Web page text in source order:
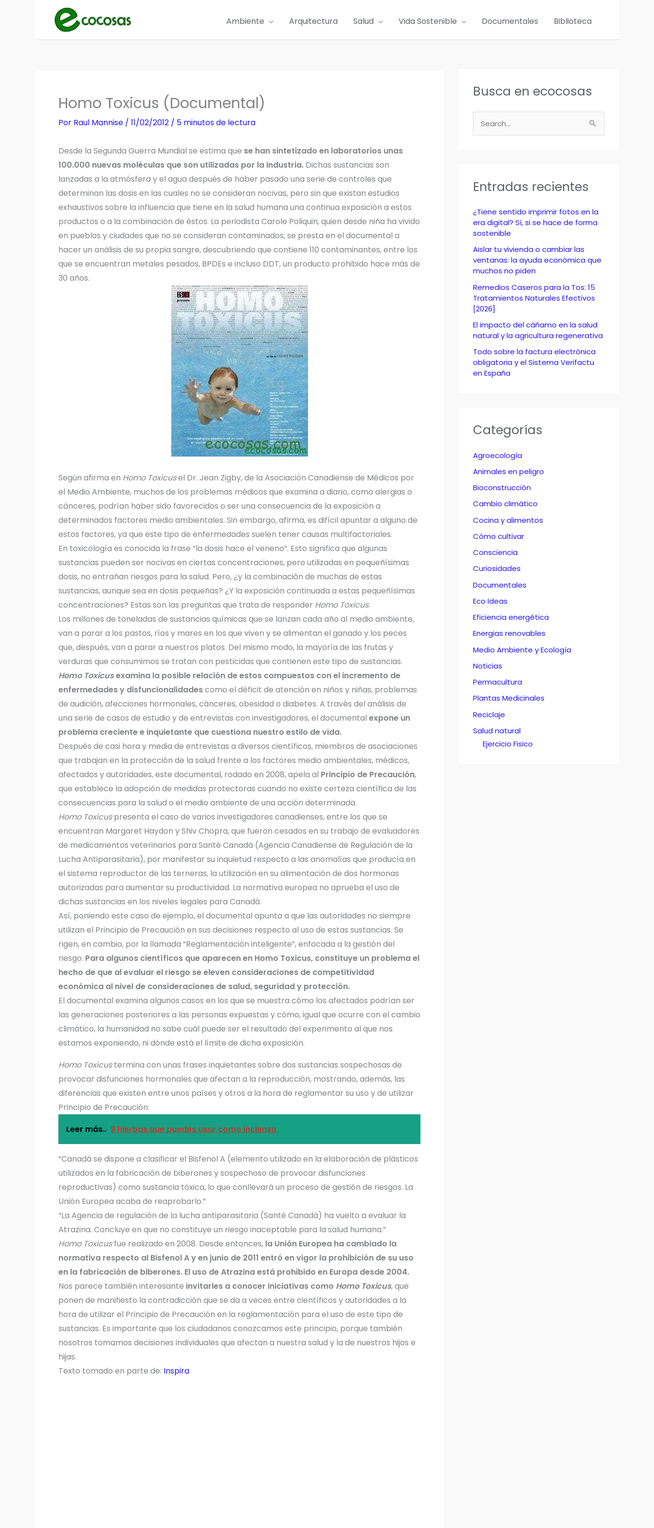
Ambiente Arquitectura Salud Vida Sostenible Documentales Biblioteca
Homo Toxicus (Documental)
Por Raul Mannise / 11/02/2012 / 5 minutos de lectura
Desde la Segunda Guerra Mundial se estima que se han sintetizado en laboratorios unas
100.000 nuevas moléculas que son utilizadas por la industria. Dichas sustancias son
lanzadas a la atmósfera y el agua después de haber pasado una serie de controles que
determinan las dosis en las cuales no se consideran nocivas, pero sin que existan estudios
exhaustivos sobre la influencia que tiene en la salud humana una continua exposición a estos
productos o a la combinación de éstos. La periodista Carole Poliquin, quien desde niña ha vivido
en pueblos y ciudades que no se consideran contaminados, se presta en el documental a
hacer un análisis de su propia sangre, descubriendo que contiene 110 contaminantes, entre los
que se encuentran metales pesados, BPDEs e incluso DDT, un producto prohibido hace más de
30 años.
Según afirma en Homo Toxicusel Dr. Jean Zigby, de la Asociación Canadiense de Médicos por
el Medio Ambiente, muchos de los problemas médicos que examina a diario, como alergias o
cánceres, podrían haber sido favorecidos o ser una consecuencia de la exposición a
determinados factores medio ambientales. Sin embargo, afirma, es difícil apuntar a alguno de
estos factores, ya que este tipo de enfermedades suelen tener causas multifactoriales.
En toxicología es conocida la frase “la dosis hace el veneno”. Esto significa que algunas
sustancias pueden ser nocivas en ciertas concentraciones, pero utilizadas en pequeñísimas
dosis, no entrañan riesgos para la salud. Pero, ¿y la combinación de muchas de estas
sustancias, aunque sea en dosis pequeñas? ¿Y la exposición continuada a estas pequeñísimas
concentraciones? Estas son las preguntas que trata de responder Homo Toxicus.
Los millones de toneladas de sustancias químicas que se lanzan cada año al medio ambiente,
van a parar a los pastos, ríos y mares en los que viven y se alimentan el ganado y los peces
que, después, van a parar a nuestros platos. Del mismo modo, la mayoría de las frutas y
verduras que consumimos se tratan con pesticidas que contienen este tipo de sustancias.
Homo Toxicusexamina la posible relación de estos compuestos con el incremento de
enfermedades y disfuncionalidadescomo el déficit de atención en niños y niñas, problemas
de audición, afecciones hormonales, cánceres, obesidad o diabetes. A través del análisis de
una serie de casos de estudio y de entrevistas con investigadores, el documental expone un
problema creciente e inquietante que cuestiona nuestro estilo de vida.
Después de casi hora y media de entrevistas a diversos científicos, miembros de asociaciones
que trabajan en la protección de la salud frente a los factores medio ambientales, médicos,
afectados y autoridades, este documental, rodado en 2008, apela al Principio de Precaución,
que establece la adopción de medidas protectoras cuando no existe certeza científica de las
consecuencias para la salud o el medio ambiente de una acción determinada.
Homo Toxicuspresenta el caso de varios investigadores canadienses, entre los que se
encuentran Margaret Haydon y Shiv Chopra, que fueron cesados en su trabajo de evaluadores
de medicamentos veterinarios para Santé Canadá (Agencia Canadiense de Regulación de la
Lucha Antiparasitaria), por manifestar su inquietud respecto a las anomalías que producía en
el sistema reproductor de las terneras, la utilización en su alimentación de dos hormonas
autorizadas para aumentar su productividad. La normativa europea no aprueba el uso de
dichas sustancias en los niveles legales para Canadá.
Así, poniendo este caso de ejemplo, el documental apunta a que las autoridades no siempre
utilizan el Principio de Precaución en sus decisiones respecto al uso de estas sustancias. Se
rigen, en cambio, por la llamada “Reglamentación inteligente”, enfocada a la gestión del
riesgo. Para algunos científicos que aparecen en Homo Toxicus, constituye un problema el
hecho de que al evaluar el riesgo se eleven consideraciones de competitividad
económica al nivel de consideraciones de salud, seguridad y protección.
El documental examina algunos casos en los que se muestra cómo los afectados podrían ser
las generaciones posteriores a las personas expuestas y cómo, igual que ocurre con el cambio
climático, la humanidad no sabe cuál puede ser el resultado del experimento al que nos
estamos exponiendo, ni dónde está el límite de dicha exposición.
Homo Toxicustermina con unas frases inquietantes sobre dos sustancias sospechosas de
provocar disfunciones hormonales que afectan a la reproducción, mostrando, además, las
diferencias que existen entre unos países y otros a la hora de reglamentar su uso y de utilizar
Principio de Precaución:
Leer más.. 9 hierbas que puedes usar como incienso
“Canadá se dispone a clasificar el Bisfenol A (elemento utilizado en la elaboración de plásticos
utilizados en la fabricación de biberones y sospechoso de provocar disfunciones
reproductivas) como sustancia tóxica, lo que conllevará un proceso de gestión de riesgos. La
Unión Europea acaba de reaprobarlo.”
“La Agencia de regulación de la lucha antiparasitaria (Santé Canadá) ha vuelto a evaluar la
Atrazina. Concluye en que no constituye un riesgo inaceptable para la salud humana.”
Homo Toxicusfue realizado en 2008. Desde entonces, la Unión Europea ha cambiado la
normativa respecto al Bisfenol A y en junio de 2011 entró en vigor la prohibición de su uso
en la fabricación de biberones. El uso de Atrazina está prohibido en Europa desde 2004.
Nos parece también interesante invitarles a conocer iniciativas como Homo Toxicus, que
ponen de manifiesto la contradicción que se da a veces entre científicos y autoridades a la
hora de utilizar el Principio de Precaución en la reglamentación para el uso de este tipo de
sustancias. Es importante que los ciudadanos conozcamos este principio, porque también
nosotros tomamos decisiones individuales que afectan a nuestra salud y la de nuestros hijos e
hijas.
Texto tomado en parte de: Inspira
Busca en ecocosas
u
r
o
r
:
Entradas recientes
¿Tiene sentido imprimir fotos en la
era digital? Sí, si se hace de forma
sostenible
Aislar tu vivienda o cambiar las
ventanas: la ayuda económica que
muchos no piden
Remedios Caseros para la Tos: 15
Tratamientos Naturales Efectivos
[2026]
El impacto del cáñamo en la salud
natural y la agricultura regenerativa
Todo sobre la factura electrónica
obligatoria y el Sistema Verifactu
en España
Categorías
Agroecología
Animales en peligro
Bioconstrucción
Cambio climático
Cocina y alimentos
Cómo cultivar
Consciencia
Curiosidades
Documentales
Eco Ideas
Eficiencia energética
Energias renovables
Medio Ambiente y Ecología
Noticias
Permacultura
Plantas Medicinales
Reciclaje
Salud natural
Ejercicio Fisico